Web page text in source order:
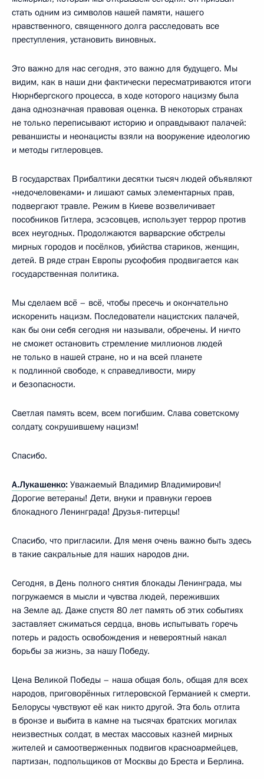
стать одним из символов нашей памяти, нашего
нравственного, священного долга расследовать все
преступления, установить виновных.
Это важно для нас сегодня, это важно для будущего. Мы
видим, как в наши дни фактически пересматриваются итоги
Нюрнбергского процесса, в ходе которого нацизму была
дана однозначная правовая оценка. В некоторых странах
не только переписывают историю и оправдывают палачей:
реваншисты и неонацисты взяли на вооружение идеологию
и методы гитлеровцев.
В государствах Прибалтики десятки тысяч людей объявляют
«недочеловеками» и лишают самых элементарных прав,
подвергают травле. Режим в Киеве возвеличивает
пособников Гитлера, эсэсовцев, использует террор против
всех неугодных. Продолжаются варварские обстрелы
мирных городов и посёлков, убийства стариков, женщин,
детей. В ряде стран Европы русофобия продвигается как
государственная политика.
Мы сделаем всё – всё, чтобы пресечь и окончательно
искоренить нацизм. Последователи нацистских палачей,
как бы они себя сегодня ни называли, обречены. И ничто
не сможет остановить стремление миллионов людей
не только в нашей стране, но и на всей планете
к подлинной свободе, к справедливости, миру
и безопасности.
Светлая память всем, всем погибшим. Слава советскому
солдату, сокрушившему нацизм!
Спасибо.
А.Лукашенко: Уважаемый Владимир Владимирович!
Дорогие ветераны! Дети, внуки и правнуки героев
блокадного Ленинграда! Друзья-питерцы!
Спасибо, что пригласили. Для меня очень важно быть здесь
в такие сакральные для наших народов дни.
Сегодня, в День полного снятия блокады Ленинграда, мы
погружаемся в мысли и чувства людей, переживших
на Земле ад. Даже спустя 80 лет память об этих событиях
заставляет сжиматься сердца, вновь испытывать горечь
потерь и радость освобождения и невероятный накал
борьбы за жизнь, за нашу Победу.
Цена Великой Победы – наша общая боль, общая для всех
народов, приговорённых гитлеровской Германией к смерти.
Белорусы чувствуют её как никто другой. Эта боль отлита
в бронзе и выбита в камне на тысячах братских могилах
неизвестных солдат, в местах массовых казней мирных
жителей и самоотверженных подвигов красноармейцев,
партизан, подпольщиков от Москвы до Бреста и Берлина.